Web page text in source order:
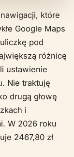
które
Google Maps
pod
różnicę
ustawienie
Nie traktuję
drugą głowę
i
W 2026 roku
2467,80 zł